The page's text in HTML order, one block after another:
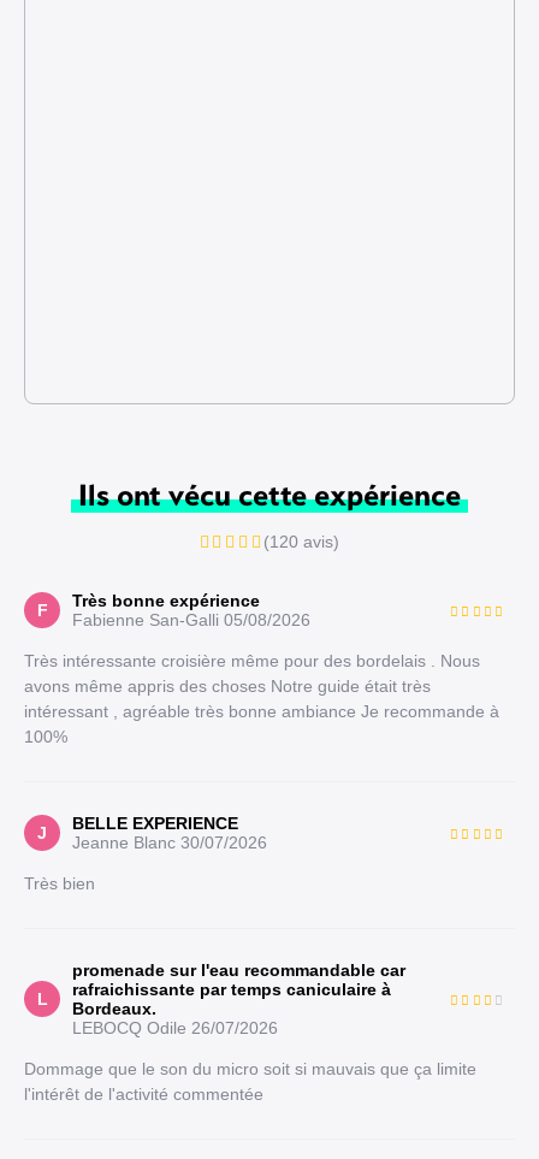
Ils ont vécu cette expérience
(120 avis)
F
Très bonne expérience
Fabienne San-Galli 05/08/2026
Très intéressante croisière même pour des bordelais . Nous
avons même appris des choses Notre guide était très
intéressant , agréable très bonne ambiance Je recommande à
100%
J
BELLE EXPERIENCE
Jeanne Blanc 30/07/2026
Très bien
L
promenade sur l'eau recommandable car
rafraichissante par temps caniculaire à
Bordeaux.
LEBOCQ Odile 26/07/2026
Dommage que le son du micro soit si mauvais que ça limite
l'intérêt de l'activité commentée